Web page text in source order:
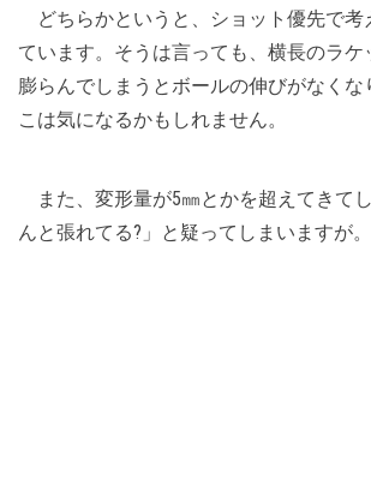
どちらかというと、ショット優先で考
ています。そうは言っても、横長のラケ
膨らんでしまうとボールの伸びがなくな
こは気になるかもしれません。
また、変形量が5㎜とかを超えてきて
んと張れてる?」と疑ってしまいますが。